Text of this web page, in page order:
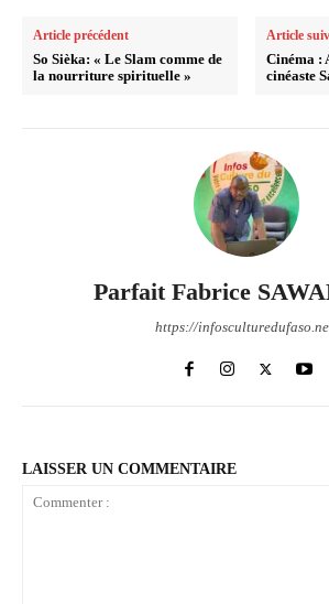
Article précédent
So Sièka: « Le Slam comme de
la nourriture spirituelle »
Article
Cinéma :
cinéaste
Parfait Fabrice
https://
LAISSER UN COMMENTAIRE